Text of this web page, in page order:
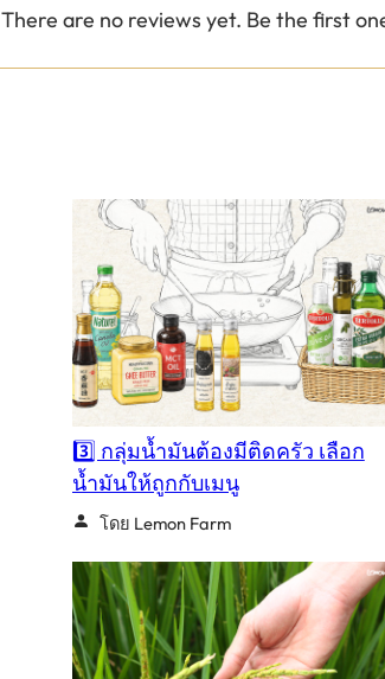
There are no reviews yet. Be the first
3️⃣ กลุ่มน้ำมันต้องมีติดครัว เลือก
น้ำมันให้ถูกกับเมนู
โดย Lemon Farm